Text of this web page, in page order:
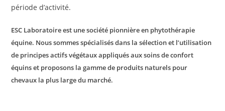
période d’activité.
ESC Laboratoire est une société pionnière en phytothérapie
équine. Nous sommes spécialisés dans la sélection et l’utilisation
de principes actifs végétaux appliqués aux soins de confort
équins et proposons la gamme de produits naturels pour
chevaux la plus large du marché.